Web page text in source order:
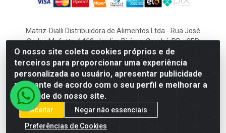
O nosso site coleta cookies próprios e de
terceiros para proporcionar uma experiência
personalizada ao usuário, apresentar publicidade
relevante de acordo com o seu perfil e melhorar a
qualidade do nosso site.
Aceitar
Negar não essenciais
Preferências de Cookies
Matriz-Dialli Distribuidora de Alimentos Ltda - Rua José
Carlos Mufatto, 1460, Jardim Riviera, Cambé-PR - CEP
86187-025 - CNPJ 02.611.870/0001-22
Filial-Dialli Distribuidora de Alimentos Ltda - Rua Lagoa
Saquarema, 1241 - Morumbi, Cascavel-PR - CEP 85817-643 -
CNPJ 02.611.870/0002-03